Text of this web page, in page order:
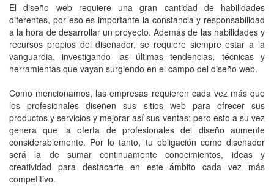
El diseño web requiere una gran cantidad de habilidades
diferentes, por eso es importante la constancia y responsabilidad
a la hora de desarrollar un proyecto. Además de las habilidades y
recursos propios del diseñador, se requiere siempre estar a la
vanguardia, investigando las últimas tendencias, técnicas y
herramientas que vayan surgiendo en el campo del diseño web.
Como mencionamos, las empresas requieren cada vez más que
los profesionales diseñen sus sitios web para ofrecer sus
productos y servicios y mejorar así sus ventas; pero esto a su vez
genera que la oferta de profesionales del diseño aumente
considerablemente. Por lo tanto, tu obligación como diseñador
será la de sumar continuamente conocimientos, ideas y
creatividad para destacarte en este ámbito cada vez más
competitivo.